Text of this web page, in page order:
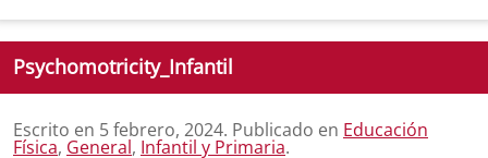
Psychomotricity_Infantil
Escrito en 5 febrero, 2024. Publicado en Educación
Física, General, Infantil y Primaria.